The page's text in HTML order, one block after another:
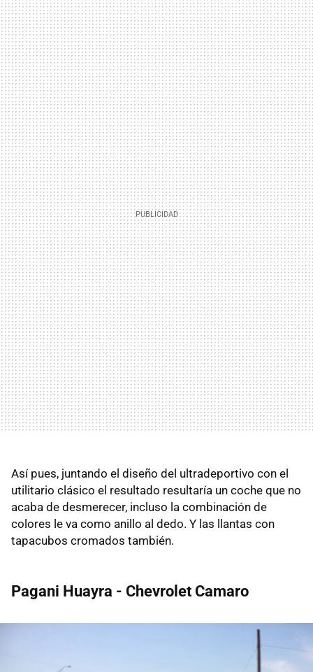
Así pues, juntando el diseño del ultradeportivo con el
utilitario clásico el resultado resultaría un coche que no
acaba de desmerecer, incluso la combinación de
colores le va como anillo al dedo. Y las llantas con
tapacubos cromados también.
Pagani Huayra - Chevrolet Camaro